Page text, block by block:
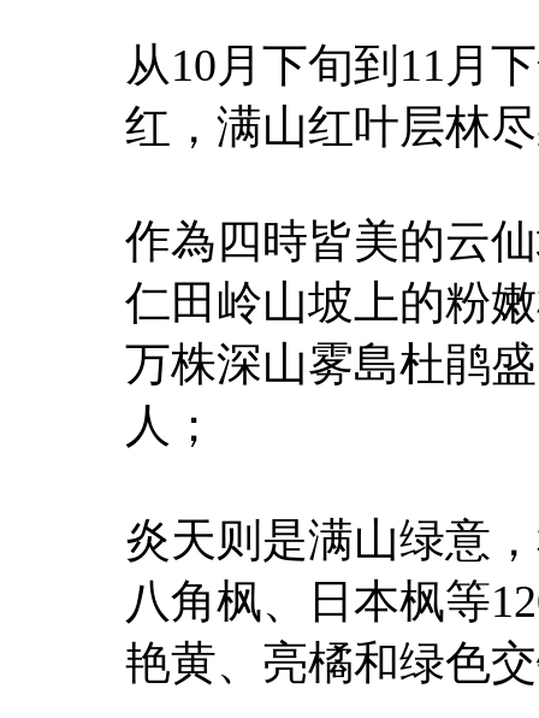
从10月下旬到11月
红，满山红叶层林
作為四時皆美的云
仁田岭山坡上的粉
万株深山雾島杜鹃
人；
炎天则是满山绿意
八角枫、日本枫等
艳黄、亮橘和绿色